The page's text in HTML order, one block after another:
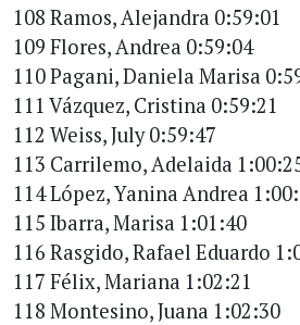
108 Ramos, Alejandra 0:59:01
109 Flores, Andrea 0:59:04
110 Pagani, Daniela Marisa
111 Vázquez, Cristina 0:59:21
112 Weiss, July 0:59:47
113 Carrilemo, Adelaida
114 López, Yanina Andrea
115 Ibarra, Marisa 1:01:40
116 Rasgido, Rafael Eduardo
117 Félix, Mariana 1:02:21
118 Montesino, Juana 1:02:30